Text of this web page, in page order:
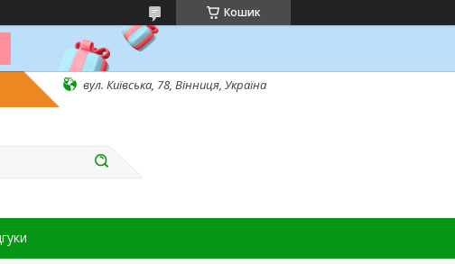
Кошик
вул. Київська, 78, Вінниця, Україна